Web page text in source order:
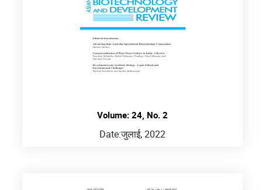
Volume: 24, No. 2
Date:जुलाई, 2022